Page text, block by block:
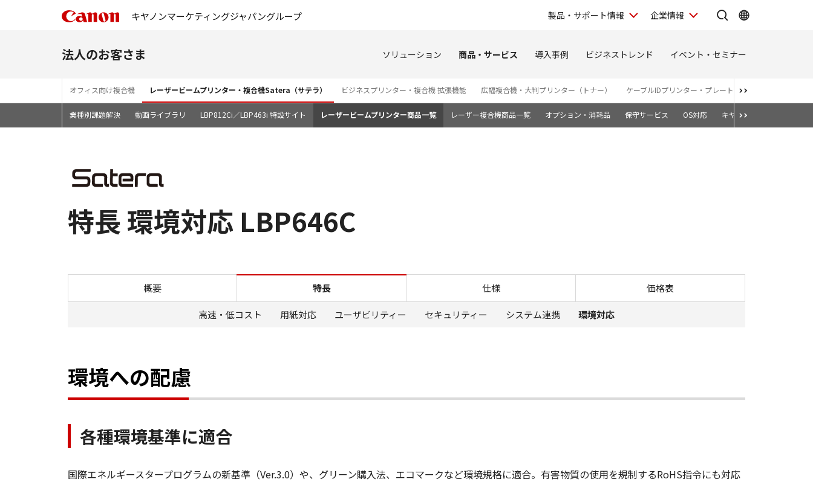
キヤノンマーケティングジャパングループ 製品・サポート情報 企業情報
法人のお客さま ソリューション 商品・サービス 導入事例 ビジネストレンド イベント・セミナー
オフィス向け複合機 レーザービームプリンター・複合機Satera（サテラ） ビジネスプリンター・複合機 拡張機能 広幅複合機・大判プリンター（トナー） ケーブルIDプリンター・プレート＆シートプリンター
業種別課題解決 動画ライブラリ LBP812Ci／LBP463i 特設サイト レーザービームプリンター商品一覧 レーザー複合機商品一覧 オプション・消耗品 保守サービス OS対応 キヤノン純正トナーカート
特長 環境対応 LBP646C
LBP646C 特長 環境対応
概要 特長 仕様 価格表
高速・低コスト 用紙対応 ユーザビリティー セキュリティー システム連携 環境対応
環境への配慮
各種環境基準に適合
国際エネルギースタープログラムの新基準（Ver.3.0）や、グリーン購入法、エコマークなど環境規格に適合。有害物質の使用を規制するRoHS指令にも対応